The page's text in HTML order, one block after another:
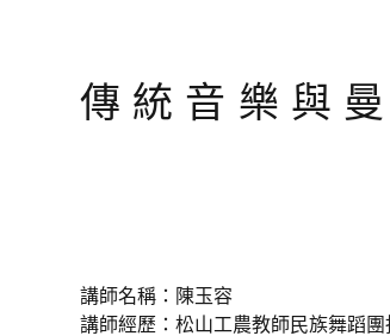
傳統音樂與
講師名稱：陳玉容
講師經歷：松山工農教師民族舞蹈